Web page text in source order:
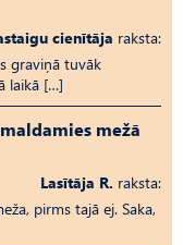
cienītāja raksta:
graviņā tuvāk
laikā […]
mežā
Lasītāja R. raksta:
pirms tajā ej. Saka,